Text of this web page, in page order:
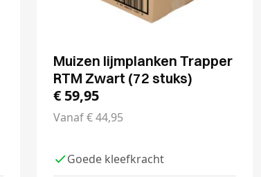
Muizen lijmplanken Trapper
RTM Zwart (72 stuks)
€ 59,95
Vanaf€44,95
Goede kleefkracht